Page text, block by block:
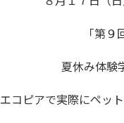
「第
夏休み体験
エコピアで実際にペッ